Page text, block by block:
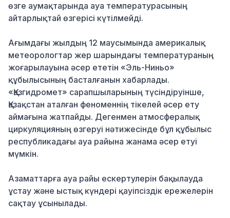
өзге аумақтарында ауа температурасының
айтарлықтай өзгерісі күтілмейді.
Ағымдағы жылдың 12 маусымында америкалық
метеорологтар жер шарындағы температураның
жоғарылауына әсер ететін «Эль-Ниньо»
құбылысының басталғанын хабарлады.
«Қазгидромет» сарапшыларының түсіндіруінше,
Қазақстан аталған феноменнің тікелей әсер ету
аймағына жатпайды. Дегенмен атмосфералық
циркуляцияның өзгеруі нәтижесінде бұл құбылыс
республикадағы ауа райына жанама әсер етуі
мүмкін.
Азаматтарға ауа райы ескертулерін бақылауда
ұстау және ыстық күндері қауіпсіздік ережелерін
сақтау ұсынылады.